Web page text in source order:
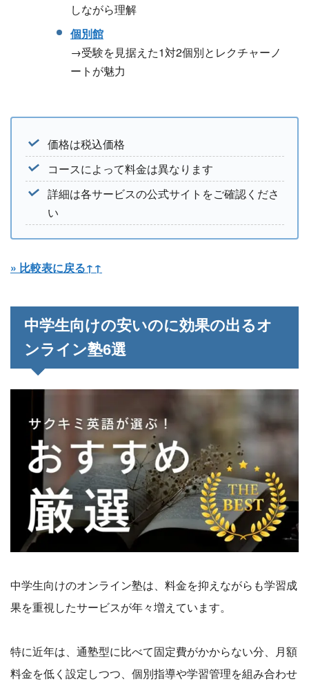
しながら理解
個別館
→受験を見据えた1対2個別とレクチャーノ
ートが魅力
価格は税込価格
コースによって料金は異なります
詳細は各サービスの公式サイトをご確認くださ
い
» 比較表に戻る↑↑
中学生向けの安いのに効果の出るオ
ンライン塾6選
中学生向けのオンライン塾は、料金を抑えながらも学習成
果を重視したサービスが年々増えています。
特に近年は、通塾型に比べて固定費がかからない分、月額
料金を低く設定しつつ、個別指導や学習管理を組み合わせ